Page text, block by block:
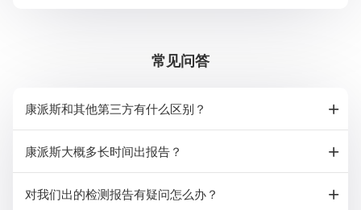
常见问答
康派斯和其他第三方有什么区别？
康派斯大概多长时间出报告？
对我们出的检测报告有疑问怎么办？